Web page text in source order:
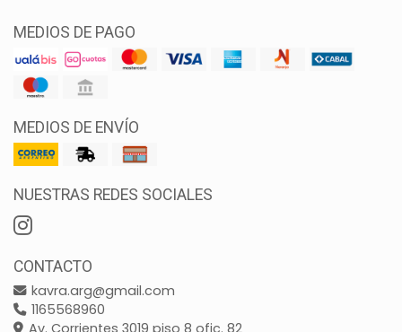
MEDIOS DE PAGO
MEDIOS DE ENVÍO
NUESTRAS REDES SOCIALES
CONTACTO
kavra.arg@gmail.com
1165568960
Av. Corrientes 3019 piso 8 ofic. 82